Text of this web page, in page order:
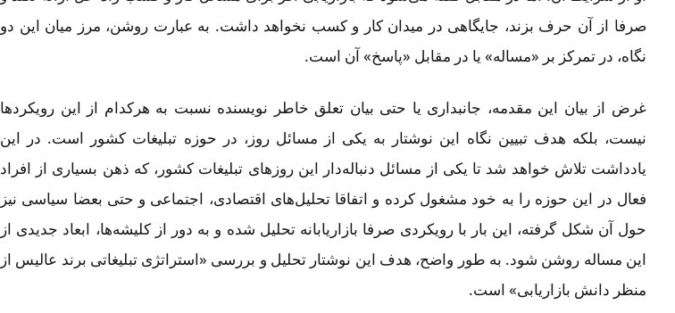
صرفا از آن حرف بزند، جایگاهی در میدان کار و کسب نخواهد داشت. به عبارت روشن، مرز میان این دو
نگاه، در تمرکز بر «مساله» یا در مقابل «پاسخ» آن است.
غرض از بیان این مقدمه، جانبداری یا حتی بیان تعلق خاطر نویسنده نسبت به هرکدام از این رویکردها
نیست، بلکه هدف تبیین نگاه این نوشتار به یکی از مسائل روز، در حوزه تبلیغات کشور است. در این
یادداشت تلاش خواهد شد تا یکی از مسائل دنباله‌دار این روزهای تبلیغات کشور، که ذهن بسیاری از افراد
فعال در این حوزه را به خود مشغول کرده و اتفاقا تحلیل‌های اقتصادی، اجتماعی و حتی بعضا سیاسی نیز
حول آن شکل گرفته، این بار با رویکردی صرفا بازاریابانه تحلیل شده و به دور از کلیشه‌ها، ابعاد جدیدی از
این مساله روشن شود. به طور واضح، هدف این نوشتار تحلیل و بررسی «استراتژی تبلیغاتی برند عالیس از
منظر دانش بازاریابی» است.